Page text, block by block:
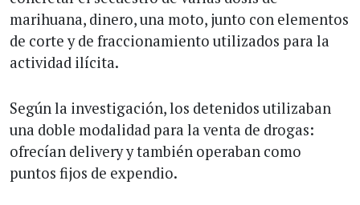
marihuana, dinero, una moto, junto con elementos
de corte y de fraccionamiento utilizados para la
actividad ilícita.
Según la investigación, los detenidos utilizaban
una doble modalidad para la venta de drogas:
ofrecían delivery y también operaban como
puntos fijos de expendio.